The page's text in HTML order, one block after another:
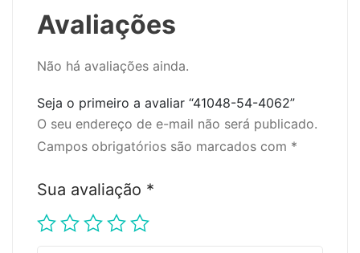
Avaliações
Não há avaliações ainda.
Seja o primeiro a avaliar “41048-54-4062”
O seu endereço de e-mail não será publicado.
Campos obrigatórios são marcados com *
Sua avaliação *